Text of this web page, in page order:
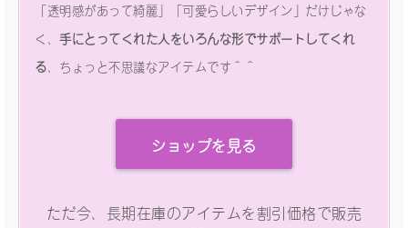
「透明感があって綺麗」「可愛らしいデザイン」だけじゃな
く、 手にとってくれた人をいろんな形でサポートしてくれ
る 、ちょっと不思議なアイテムです＾＾
ショップを見る
ただ今、長期在庫のアイテムを割引価格で販売